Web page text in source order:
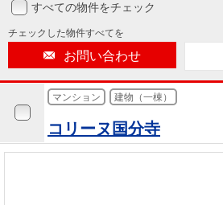
中古
マン
ショ
ンを
探す
無
料
査
定
売却
店舗のご
案内（首
都圏）
案内（名
古屋）
ごあいさ
つ
要
経営ビジ
ョン
組織図
沿革
本社地
新卒採用
情報
採用情報
採用情報
法人のお客さま
提携企業にお勤めの方
すべての物件をチェック
チェックした物件すべてを
お問い合わせ
マンション 建物（一棟）
コリーヌ国分寺